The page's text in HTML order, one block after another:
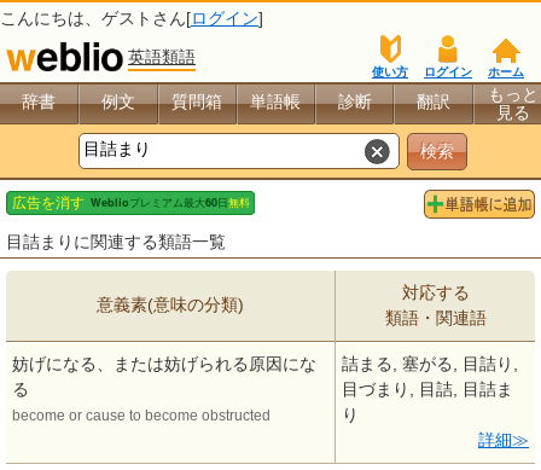
こんにちは、 ゲスト さん[ログイン]
英語類語
ホーム
ログイン
使い方
辞書 例文 質問箱 単語帳 診断 翻訳
もっと
見る
目詰まりに関連する類語一覧
意義素(意味の分類)
対応する
類語・関連語
妨げになる、または妨げられる原因にな
る
become or cause to become obstructed
詰まる, 塞がる, 目詰り,
目づまり, 目詰, 目詰ま
り
詳細